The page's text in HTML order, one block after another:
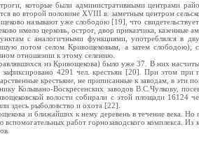
которые были административными центрами
во второй половине XVIII в. заметным центром
называют уже слободою [19], что
имело церковь, острог, двор приказчика, казенные
с аналогичными функциями, употреблялся в
потом селом Кривощековым, а затем слободою);
отношении к этому селению.
из Кривощекова) было уже 37. В них
4291 чел. крестьян [20]. При этом при
крестьяне, не приписанные к заводам, в эти
Колывано-Воскресенских заводов В.С.Чулкову,
волости собирали с этой площади 16124
здесь рыболовство и охота [22].
и ближайших к нему деревень в течение века.
работ горнозаводского комплекса. Из